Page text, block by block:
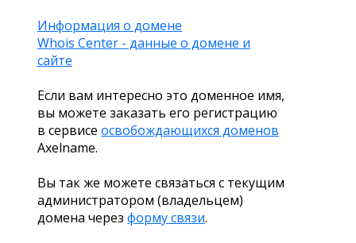
Информация о домене
Whois Center - данные о домене и
сайте
Если вам интересно это доменное имя,
вы можете заказать его регистрацию
в сервисе освобождающихся доменов
Axelname.
Вы так же можете связаться с текущим
администратором (владельцем)
домена через форму связи.